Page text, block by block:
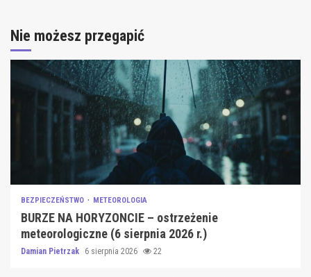
Nie możesz przegapić
BEZPIECZEŃSTWO METEOROLOGIA
BURZE NA HORYZONCIE – ostrzeżenie
meteorologiczne (6 sierpnia 2026 r.)
Damian Pietrzak 6 sierpnia 2026 22